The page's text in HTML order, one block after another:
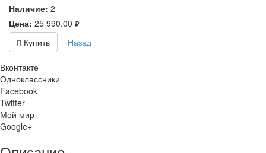
Наличие: 2
Цена: 25 990.00 руб.
Купить Назад
Вконтакте
Одноклассники
Facebook
Twitter
Мой мир
Google+